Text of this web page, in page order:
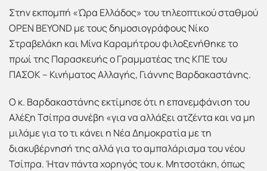
Στην εκπομπή «Ώρα Ελλάδος» του τηλεοπτικού σταθμού
OPEN BEYOND με τους δημοσιογράφους Νίκο
Στραβελάκη και Μίνα Καραμήτρου φιλοξενήθηκε το
πρωί της Παρασκευής ο Γραμματέας της ΚΠΕ του
ΠΑΣΟΚ – Κινήματος Αλλαγής, Γιάννης Βαρδακαστάνης.
Ο κ. Βαρδακαστάνης εκτίμησε ότι η επανεμφάνιση του
Αλέξη Τσίπρα συνέβη «για να αλλάξει ατζέντα και να μη
μιλάμε για το τι κάνει η Νέα Δημοκρατία με τη
διακυβέρνησή της αλλά για το αμπαλάρισμα του νέου
Τσίπρα. Ήταν πάντα χορηγός του κ. Μητσοτάκη, όπως